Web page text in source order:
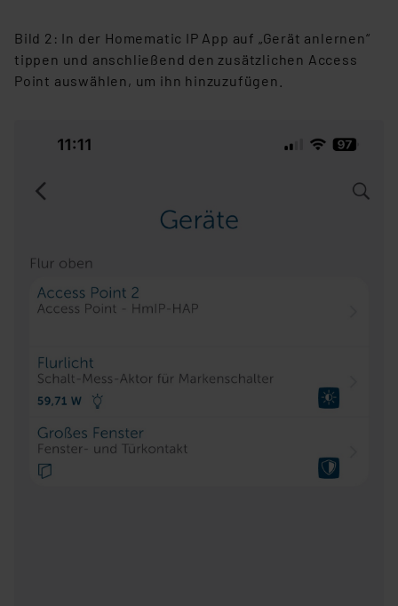
Bild 2: In der Homematic IP App auf „Gerät anlernen“
tippen und anschließend den zusätzlichen Access
Point auswählen, um ihn hinzuzufügen.